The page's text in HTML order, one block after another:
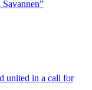
united in a call for